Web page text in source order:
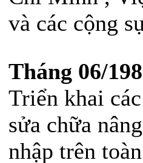
Khách sạn Thống Nhất -
Quảng Ninh
Tổng công ty Xây Dựng số 5
Khách sạn Queen - Ðà Nẵng
Khách sạn Ðông Duong
Khách sạn Thảo Nguyên
và các cộng
Tháng 06/
Triển khai
sửa chữa
nhập trên